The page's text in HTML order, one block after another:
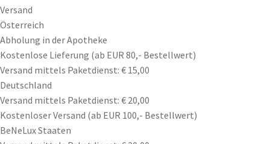
Versand
Österreich
Abholung in der Apotheke
Kostenlose Lieferung (ab EUR 80,- Bestellwert)
Versand mittels Paketdienst: € 15,00
Deutschland
Versand mittels Paketdienst: € 20,00
Kostenloser Versand (ab EUR 100,- Bestellwert)
BeNeLux Staaten